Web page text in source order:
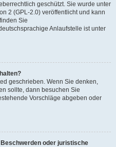
geschützt. Sie wurde unter
2 (GPL-2.0) veröffentlicht und kann
Sie
Anlaufstelle ist unter
geschrieben. Wenn Sie denken,
sollte, dann besuchen Sie
Vorschläge abgeben oder
oder juristische